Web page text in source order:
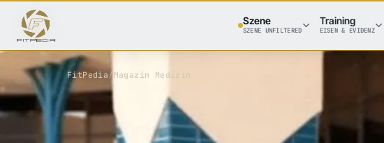
Szene
SZENE UNFILTERED
Training
EISEN & EVIDENZ
FitPedia/ Magazin Medizin